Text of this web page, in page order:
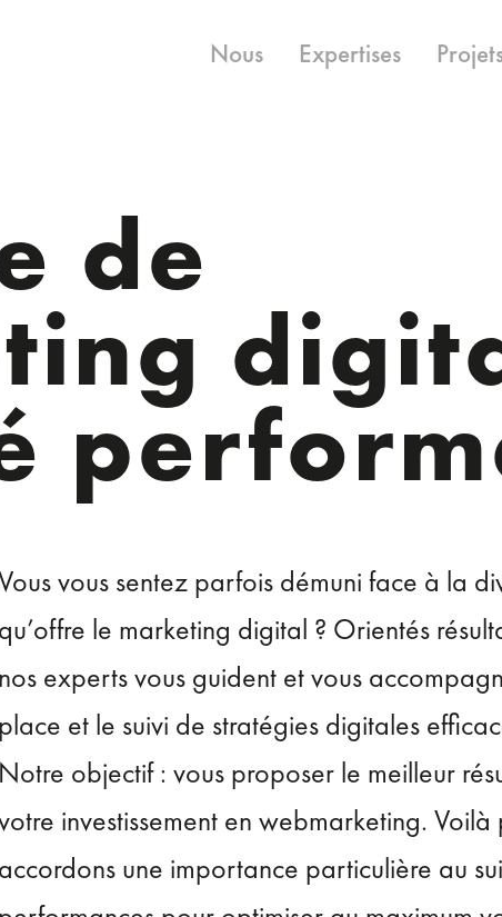
Nous Expertises
de
vous sentez parfois démuni face à la
qu’offre le marketing digital ? Orientés
nos experts vous guident et vous
place et le suivi de stratégies digitales
Notre objectif : vous proposer le meilleur
investissement en webmarketing.
accordons une importance particulière au